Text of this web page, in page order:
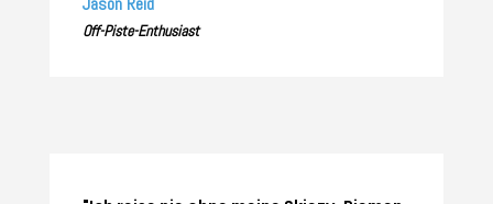
Off-Piste-Enthusiast